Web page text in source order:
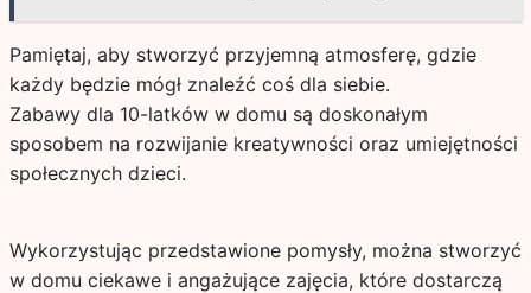
Pamiętaj, aby stworzyć przyjemną atmosferę, gdzie
każdy będzie mógł znaleźć coś dla siebie.
Zabawy dla 10-latków w domu są doskonałym
sposobem na rozwijanie kreatywności oraz umiejętności
społecznych dzieci.
Wykorzystując przedstawione pomysły, można stworzyć
w domu ciekawe i angażujące zajęcia, które dostarczą